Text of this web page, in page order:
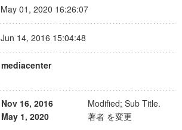
May 01, 2020 16:26:07
Jun 14, 2016 15:04:48
mediacenter
Nov 16, 2016
Modified; Sub Title.
May 1, 2020
著者 を変更